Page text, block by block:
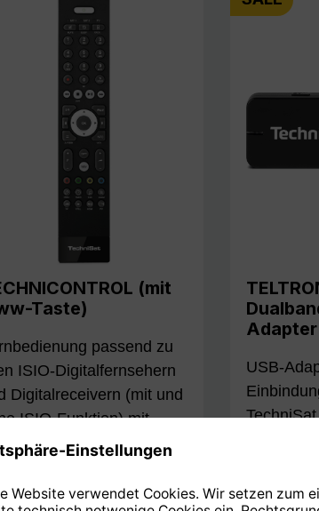
(mit
Taste)
passend zu
ISIO-Digitalfernsehern
Digitalreceivern (mit und
ISIO-Funktion) mit
hinterlegter
Adapter
USB-